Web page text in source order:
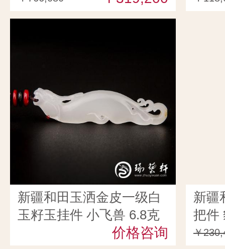
新疆和田玉洒金皮一级白
玉籽玉挂件 小飞兽 6.8克
价格咨询
新疆
把件
￥